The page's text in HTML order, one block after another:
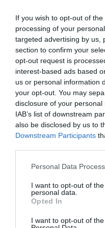
If you wish to opt-out of
processing of your
targeted advertising by us,
section to confirm your
opt-out request is
interest-based ads based
us or personal information
your opt-out. You may
disclosure of your
IAB’s list of downstream
also be disclosed by us to
Downstream Participants
Please note that this
not limited to your visit or
grant or deny consent to
use your data for below
consent section.
Personal Data
I want to opt-out of
personal data.
Opted In
I want to opt-out of
Magyar Sörgyártók
Azonban úgy tűnik, a
kerültek a kisebb
vezetője, valamint a
az elnöke szerint az
hatással volt. Emellett a
bizonyos alapanyagok
kedvezőtlenül érintette a
Prischetzky Botond,
managere ehhez
és utóhatásai, a
euróval szemben
érkeztek korábban